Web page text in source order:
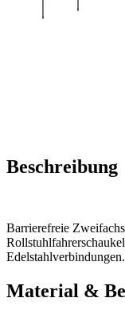
Beschreibung
Barrierefreie
Edelstahlverbindungen.
Material &